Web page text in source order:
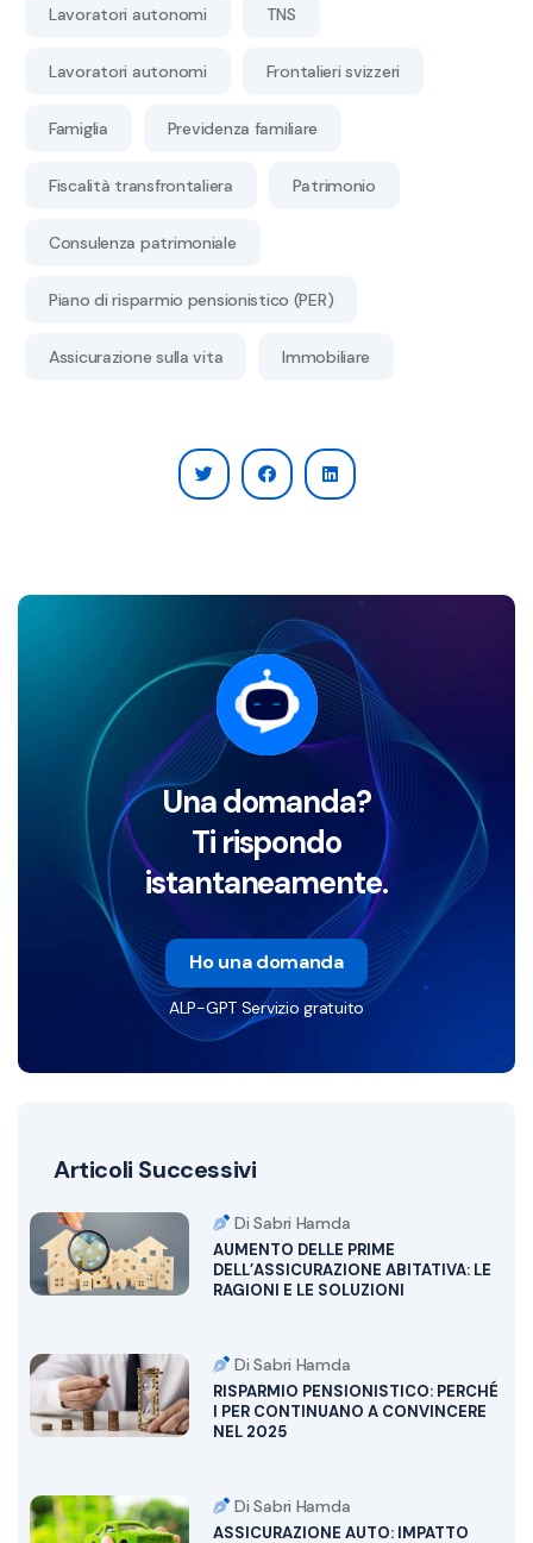
Lavoratori autonomi TNS
Lavoratori autonomi Frontalieri svizzeri
Famiglia Previdenza familiare
Fiscalità transfrontaliera Patrimonio
Consulenza patrimoniale
Piano di risparmio pensionistico (PER)
Assicurazione sulla vita Immobiliare
Una domanda?
Ti rispondo
istantaneamente.
Ho una domanda
ALP-GPT Servizio gratuito
Articoli Successivi
Di Sabri Hamda
AUMENTO DELLE PRIME
DELL’ASSICURAZIONE ABITATIVA: LE
RAGIONI E LE SOLUZIONI
Di Sabri Hamda
RISPARMIO PENSIONISTICO: PERCHÉ
I PER CONTINUANO A CONVINCERE
NEL 2025
Di Sabri Hamda
ASSICURAZIONE AUTO: IMPATTO